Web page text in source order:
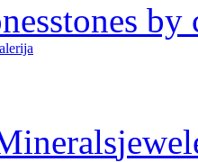
stones by